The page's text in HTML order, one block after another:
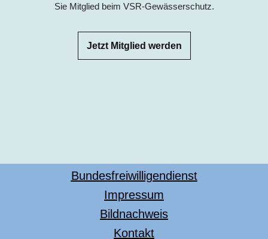
Sie Mitglied beim VSR-Gewässerschutz.
Jetzt Mitglied werden
Bundesfreiwilligendienst
Impressum
Bildnachweis
Kontakt